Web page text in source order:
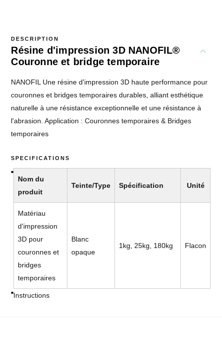
DESCRIPTION
Résine d'impression 3D NANOFIL®
Couronne et bridge temporaire
NANOFIL Une résine d'impression 3D haute performance pour
couronnes et bridges temporaires durables, alliant esthétique
naturelle à une résistance exceptionnelle et une résistance à
l'abrasion. Application : Couronnes temporaires & Bridges
temporaires
SPECIFICATIONS
Nom du
produit
Teinte/Type Spécification Unité
Matériau
d'impression
3D pour
couronnes et
bridges
temporaires
Blanc
opaque
1kg, 25kg, 180kg Flacon
Instructions